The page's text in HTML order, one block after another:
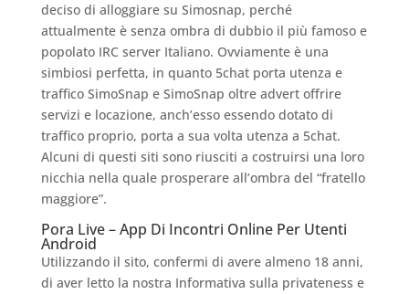
deciso di alloggiare su Simosnap, perché
attualmente è senza ombra di dubbio il più famoso e
popolato IRC server Italiano. Ovviamente è una
simbiosi perfetta, in quanto 5chat porta utenza e
traffico SimoSnap e SimoSnap oltre advert offrire
servizi e locazione, anch’esso essendo dotato di
traffico proprio, porta a sua volta utenza a 5chat.
Alcuni di questi siti sono riusciti a costruirsi una loro
nicchia nella quale prosperare all’ombra del “fratello
maggiore”.
Pora Live – App Di Incontri Online Per Utenti
Android
Utilizzando il sito, confermi di avere almeno 18 anni,
di aver letto la nostra Informativa sulla privateness e